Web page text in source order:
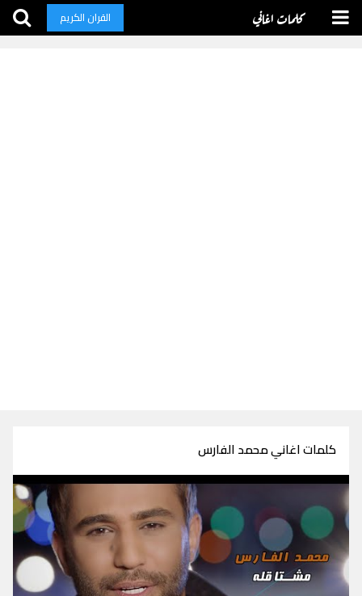
كلمات اغاني القران الكريم
كلمات اغاني محمد الفارس